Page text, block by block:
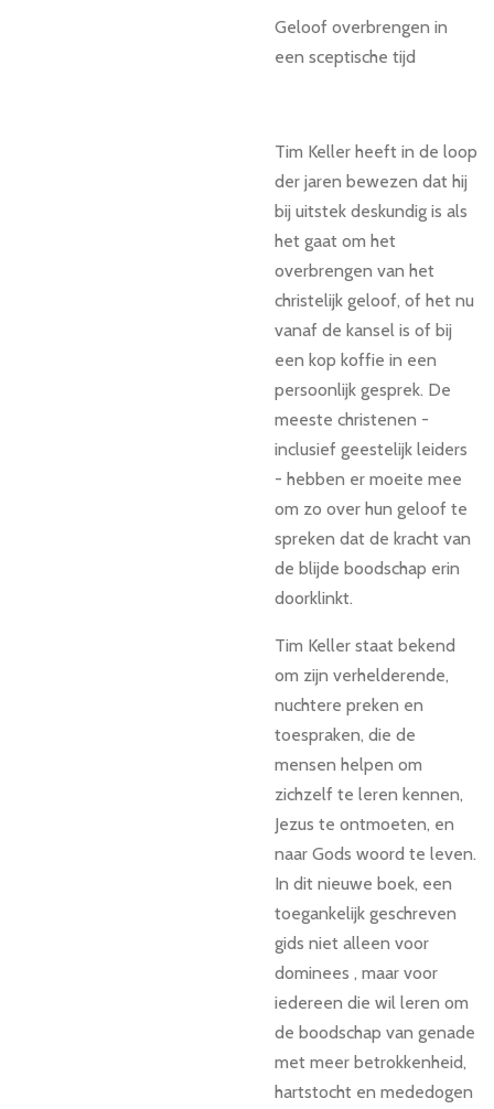
Geloof overbrengen in
een sceptische tijd
Tim Keller heeft in de loop
der jaren bewezen dat hij
bij uitstek deskundig is als
het gaat om het
overbrengen van het
christelijk geloof, of het nu
vanaf de kansel is of bij
een kop koffie in een
persoonlijk gesprek. De
meeste christenen -
inclusief geestelijk leiders
- hebben er moeite mee
om zo over hun geloof te
spreken dat de kracht van
de blijde boodschap erin
doorklinkt.
Tim Keller staat bekend
om zijn verhelderende,
nuchtere preken en
toespraken, die de
mensen helpen om
zichzelf te leren kennen,
Jezus te ontmoeten, en
naar Gods woord te leven.
In dit nieuwe boek, een
toegankelijk geschreven
gids niet alleen voor
dominees , maar voor
iedereen die wil leren om
de boodschap van genade
met meer betrokkenheid,
hartstocht en mededogen